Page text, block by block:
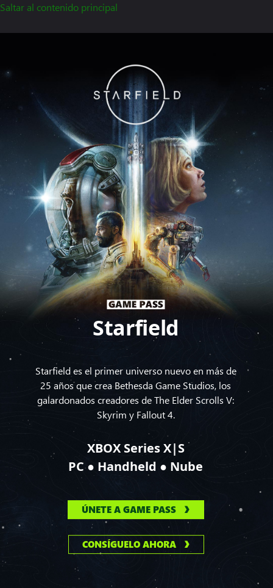
Saltar al contenido principal
Starfield
Starfield es el primer universo nuevo en más de
25 años que crea Bethesda Game Studios, los
galardonados creadores de The Elder Scrolls V:
Skyrim y Fallout 4.
XBOX Series X|S
PC● Handheld ● Nube
ÚNETE A GAME PASS
CONSÍGUELO AHORA